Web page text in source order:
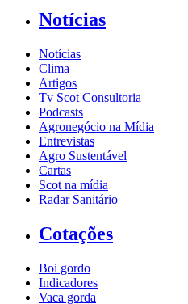
Notícias
Notícias
Clima
Artigos
Tv Scot Consultoria
Podcasts
Agronegócio na Mídia
Entrevistas
Agro Sustentável
Cartas
Scot na mídia
Radar Sanitário
Cotações
Boi gordo
Indicadores
Vaca gorda